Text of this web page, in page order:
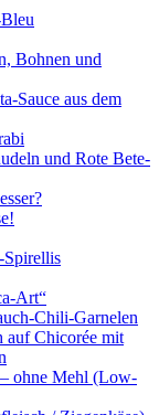
Bohnen und
Sauce aus dem
und Rote Bete-
Spirellis
Art“
Chili-Garnelen
auf Chicorée mit
ohne Mehl (Low-